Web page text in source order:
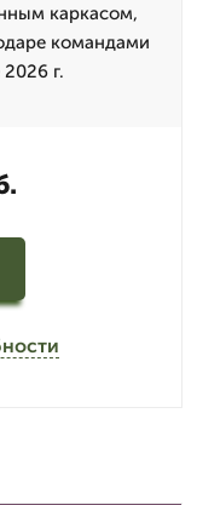
каркасом,
командами
г.